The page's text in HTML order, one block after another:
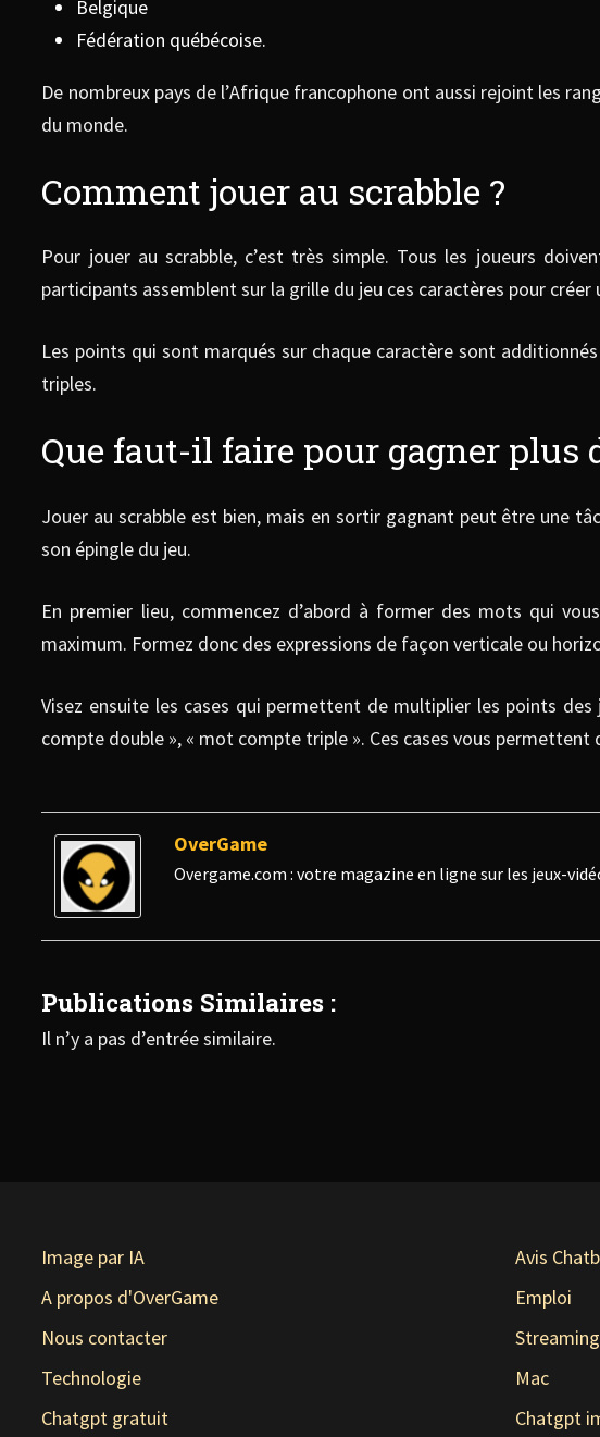
Belgique
Fédération québécoise.
De nombreux pays de l’Afrique francophone ont aussi rejoint les
du monde.
Comment jouer au scrabble ?
Pour jouer au scrabble, c’est très simple. Tous les joueurs
participants assemblent sur la grille du jeu ces caractères pour créer
Les points qui sont marqués sur chaque caractère sont
triples.
Que faut-il faire pour gagner plus
Jouer au scrabble est bien, mais en sortir gagnant peut être une
son épingle du jeu.
En premier lieu, commencez d’abord à former des mots qui
maximum. Formez donc des expressions de façon verticale ou
Visez ensuite les cases qui permettent de multiplier les points
compte double », « mot compte triple ». Ces cases vous
OverGame
Overgame.com : votre magazine en ligne sur les jeux-
Publications Similaires :
Il n’y a pas d’entrée similaire.
Image par IA
A propos d'OverGame
Nous contacter
Technologie
Chatgpt gratuit
Avis
Emploi
Streaming
Mac
Chatgpt